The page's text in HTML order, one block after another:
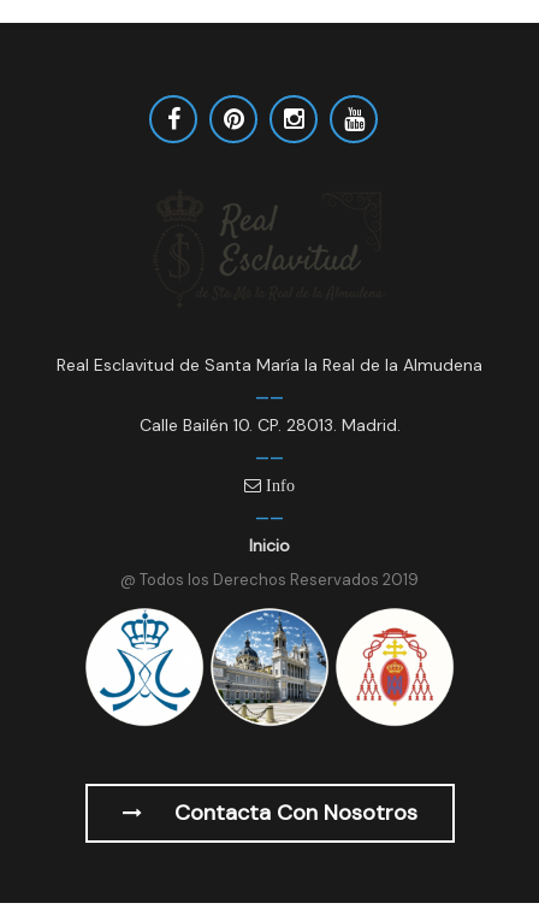
Real Esclavitud de Santa María la Real de la Almudena
Calle Bailén 10. CP. 28013. Madrid.
Info
Inicio
@ Todos los Derechos Reservados 2019
Contacta Con Nosotros